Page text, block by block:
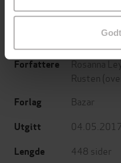
Forfattere Rosanna
Rusten
Forlag Bazar
Utgitt
Lengde 448 sider